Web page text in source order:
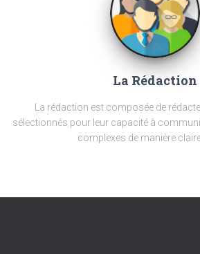
La Rédaction
La rédaction est composée de
sélectionnés pour leur capacité à
complexes de manière claire